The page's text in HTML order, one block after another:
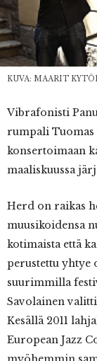
KUVA: MAARIT
Vibrafonisti
rumpali
konsertoimaan
maaliskuussa
Herd on raikas
muusikoidensa
kotimaista että
perustettu yhtye
suurimmilla
Savolainen
Kesällä 2011
European Jazz